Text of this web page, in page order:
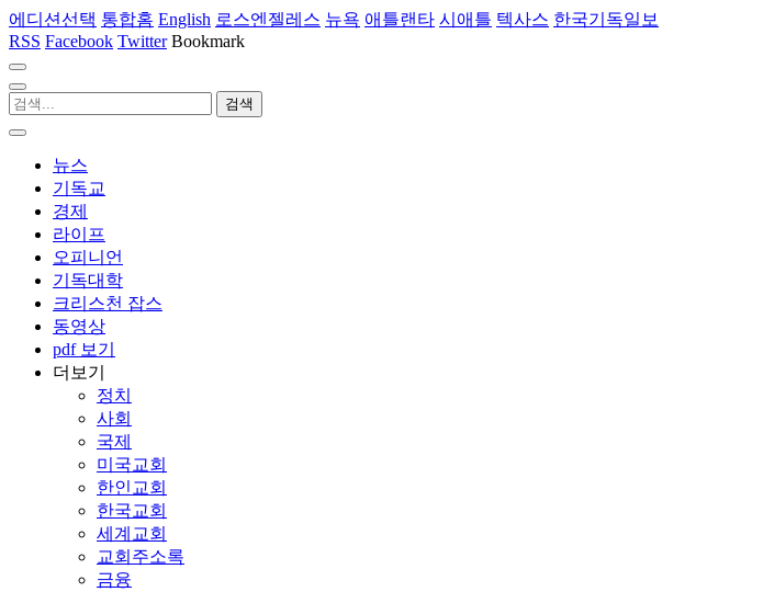
에디션선택 통합홈 English 로스엔젤레스 뉴욕 애틀랜타 시애틀 텍사스 한국기독일보
RSS Facebook Twitter Bookmark
뉴스
기독교
경제
라이프
오피니언
기독대학
크리스천 잡스
동영상
pdf 보기
더보기
정치
사회
국제
미국교회
한인교회
한국교회
세계교회
교회주소록
금융